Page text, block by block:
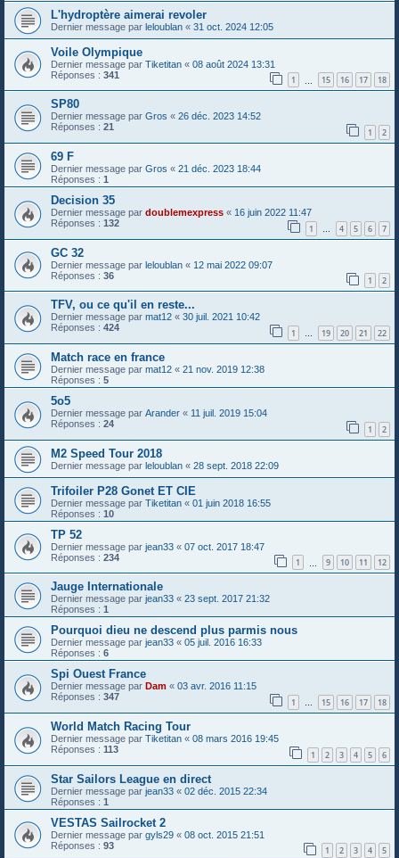
L'hydroptère aimerai revoler
Dernier message par leloublan « 31 oct. 2024 12:05
Voile Olympique
Dernier message par Tiketitan « 08 août 2024 13:31
Réponses : 341 1 15 16 17 18
SP80
Dernier message par Gros « 26 déc. 2023 14:52
Réponses : 21 1 2
69 F
Dernier message par Gros « 21 déc. 2023 18:44
Réponses : 1
Decision 35
Dernier message par doublemexpress « 16 juin 2022 11:47
Réponses : 132 1 … 4 5 6 7
GC 32
Dernier message par leloublan « 12 mai 2022 09:07
Réponses : 36 1 2
TFV, ou ce qu'il en reste...
Dernier message par mat12 « 30 juil. 2021 10:42
Réponses : 424 1 … 19 20 21 22
Match race en france
Dernier message par mat12 « 21 nov. 2019 12:38
Réponses : 5
5o5
Dernier message par Arander « 11 juil. 2019 15:04
Réponses : 24 1 2
M2 Speed Tour 2018
Dernier message par leloublan « 28 sept. 2018 22:09
Trifoiler P28 Gonet ET CIE
Dernier message par Tiketitan « 01 juin 2018 16:55
Réponses : 10
TP 52
Dernier message par jean33 « 07 oct. 2017 18:47
Réponses : 234 1 9 10 11 12
Jauge Internationale
Dernier message par jean33 « 23 sept. 2017 21:32
Réponses : 1
Pourquoi dieu ne descend plus parmis nous
Dernier message par jean33 « 05 juil. 2016 16:33
Réponses : 6
Spi Ouest France
Dernier message par Dam « 03 avr. 2016 11:15
Réponses : 347 1 … 15 16 17 18
World Match Racing Tour
Dernier message par Tiketitan « 08 mars 2016 19:45
Réponses : 113 1 2 3 4 5 6
Star Sailors League en direct
Dernier message par jean33 « 02 déc. 2015 22:34
Réponses : 1
VESTAS Sailrocket 2
Dernier message par gyls29 « 08 oct. 2015 21:51
Réponses : 93 1 2 3 4 5